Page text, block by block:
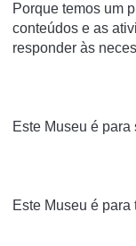
Porque temos um
conteúdos e as
responder às
Este Museu é para
Este Museu é para